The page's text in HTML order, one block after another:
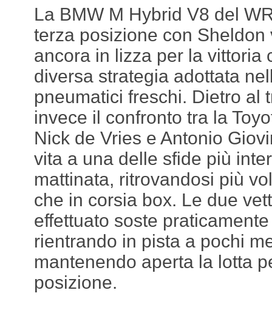
La BMW M Hybrid V8 del
terza posizione con
ancora in lizza per la vittoria
diversa strategia adottata
pneumatici freschi. Dietro al
invece il confronto tra la
Nick de Vries e Antonio
vita a una delle sfide più
mattinata, ritrovandosi più
che in corsia box. Le due
effettuato soste
rientrando in pista a pochi
mantenendo aperta la lotta
posizione.